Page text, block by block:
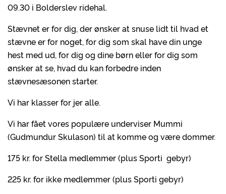
09.30 i Bolderslev ridehal.
Stævnet er for dig, der ønsker at snuse lidt til hvad et
stævne er for noget, for dig som skal have din unge
hest med ud, for dig og dine børn eller for dig som
ønsker at se, hvad du kan forbedre inden
stævnesæsonen starter.
Vi har klasser for jer alle.
Vi har fået vores populære underviser Mummi
(Gudmundur Skulason) til at komme og være dommer.
175 kr. for Stella medlemmer (plus Sporti gebyr)
225 kr. for ikke medlemmer (plus Sporti gebyr)